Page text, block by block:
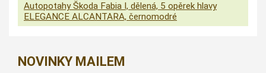
Autopotahy Škoda Fabia I, dělená, 5 opěrek hlavy
ELEGANCE ALCANTARA, černomodré
NOVINKY MAILEM